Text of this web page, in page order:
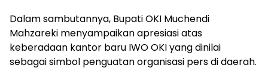
Dalam sambutannya, Bupati OKI Muchendi
Mahzareki menyampaikan apresiasi atas
keberadaan kantor baru IWO OKI yang dinilai
sebagai simbol penguatan organisasi pers di daerah.